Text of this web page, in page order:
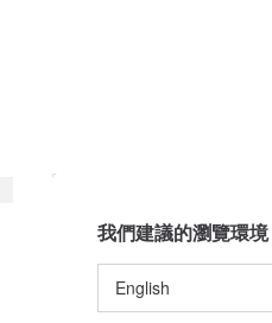
我們建議的瀏覽環境